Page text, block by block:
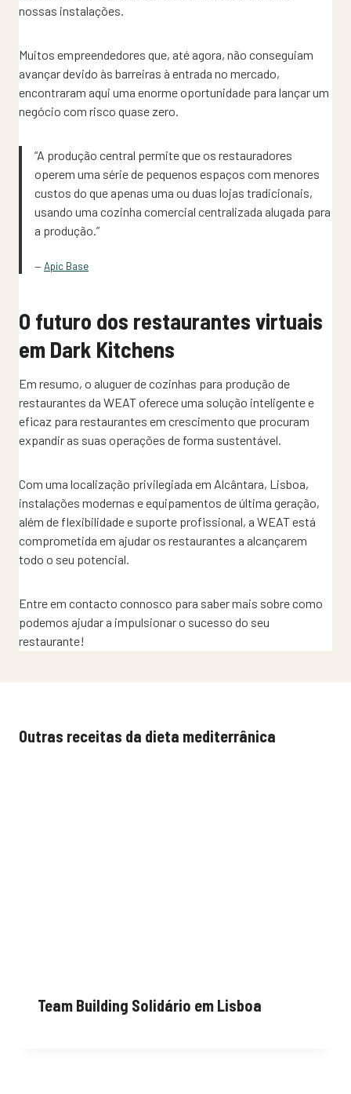
nossas instalações.
Muitos empreendedores que, até agora, não conseguiam
avançar devido às barreiras à entrada no mercado,
encontraram aqui uma enorme oportunidade para lançar um
negócio com risco quase zero.
“A produção central permite que os restauradores
operem uma série de pequenos espaços com menores
custos do que apenas uma ou duas lojas tradicionais,
usando uma cozinha comercial centralizada alugada para
a produção.”
—Apic Base
O futuro dos restaurantes virtuais
em Dark Kitchens
Em resumo, o aluguer de cozinhas para produção de
restaurantes da WEAT oferece uma solução inteligente e
eficaz para restaurantes em crescimento que procuram
expandir as suas operações de forma sustentável.
Com uma localização privilegiada em Alcântara, Lisboa,
instalações modernas e equipamentos de última geração,
além de flexibilidade e suporte profissional, a WEAT está
comprometida em ajudar os restaurantes a alcançarem
todo o seu potencial.
Entre em contacto connosco para saber mais sobre como
podemos ajudar a impulsionar o sucesso do seu
restaurante!
Outras receitas da dieta mediterrânica
Team Building Solidário em Lisboa